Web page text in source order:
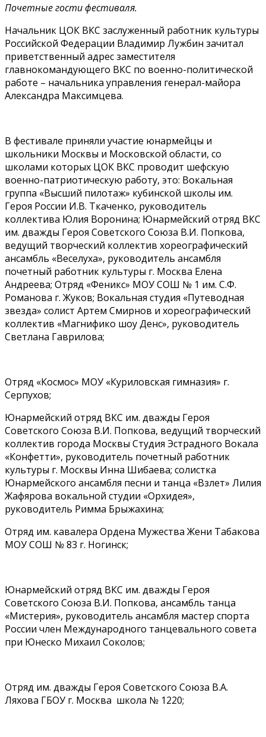
Почетные гости фестиваля.
Начальник ЦОК ВКС заслуженный работник культуры
Российской Федерации Владимир Лужбин зачитал
приветственный адрес заместителя
главнокомандующего ВКС по военно-политической
работе – начальника управления генерал-майора
Александра Максимцева.
В фестивале приняли участие юнармейцы и
школьники Москвы и Московской области, со
школами которых ЦОК ВКС проводит шефскую
военно-патриотическую работу, это: Вокальная
группа «Высший пилотаж» кубинской школы им.
Героя России И.В. Ткаченко, руководитель
коллектива Юлия Воронина; Юнармейский отряд ВКС
им. дважды Героя Советского Союза В.И. Попкова,
ведущий творческий коллектив хореографический
ансамбль «Веселуха», руководитель ансамбля
почетный работник культуры г. Москва Елена
Андреева; Отряд «Феникс» МОУ СОШ № 1 им. С.Ф.
Романова г. Жуков; Вокальная студия «Путеводная
звезда» солист Артем Смирнов и хореографический
коллектив «Магнифико шоу Денс», руководитель
Светлана Гаврилова;
Отряд «Космос» МОУ «Куриловская гимназия» г.
Серпухов;
Юнармейский отряд ВКС им. дважды Героя
Советского Союза В.И. Попкова, ведущий творческий
коллектив города Москвы Студия Эстрадного Вокала
«Конфетти», руководитель почетный работник
культуры г. Москвы Инна Шибаева; солистка
Юнармейского ансамбля песни и танца «Взлет» Лилия
Жафярова вокальной студии «Орхидея»,
руководитель Римма Брыжахина;
Отряд им. кавалера Ордена Мужества Жени Табакова
МОУ СОШ № 83 г. Ногинск;
Юнармейский отряд ВКС им. дважды Героя
Советского Союза В.И. Попкова, ансамбль танца
«Мистерия», руководитель ансамбля мастер спорта
России член Международного танцевального совета
при Юнеско Михаил Соколов;
Отряд им. дважды Героя Советского Союза В.А.
Ляхова ГБОУ г. Москва школа № 1220;